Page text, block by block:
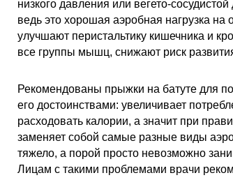
низкого давления или вегето-
ведь это хорошая аэробная нагрузка на
улучшают перистальтику кишечника и
все группы мышц, снижают риск
Рекомендованы прыжки на батуте для
его достоинствами: увеличивает
расходовать калории, а значит при
заменяет собой самые разные виды
тяжело, а порой просто невозможно
Лицам с такими проблемами врачи